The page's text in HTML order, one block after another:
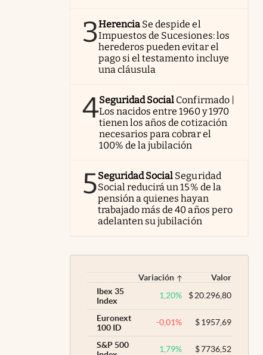
3Herencia Se despide el
Impuestos de Sucesiones: los
herederos pueden evitar el
pago si el testamento incluye
una cláusula
4Seguridad Social Confirmado |
Los nacidos entre 1960 y 1970
tienen los años de cotización
necesarios para cobrar el
100% de la jubilación
5Seguridad Social Seguridad
Social reducirá un 15% de la
pensión a quienes hayan
trabajado más de 40 años pero
adelanten su jubilación
Variación
Valor
Ibex 35
Index
1,20% $20.296,80
Euronext
100 ID
-0,01% $1957,69
S&P 500
1,79% $7736,52